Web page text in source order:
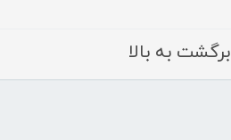
برگشت به بالا